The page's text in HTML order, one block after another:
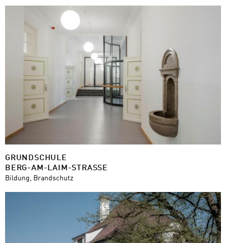
GRUNDSCHULE
BERG-AM-LAIM-STRASSE
Bildung, Brandschutz